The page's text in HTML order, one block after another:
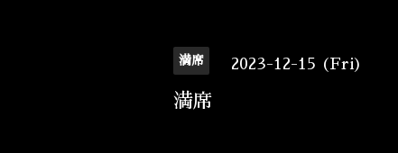
満席 2023-12-15 (Fri)
満席